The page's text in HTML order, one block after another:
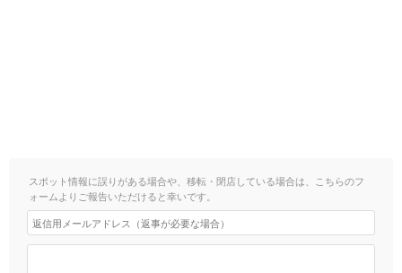
スポット情報に誤りがある場合や、移転・閉店している場合は、こちらのフ
ォームよりご報告いただけると幸いです。